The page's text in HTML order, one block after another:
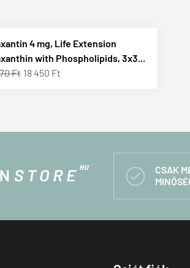
4 mg, Life Extension
with Phospholipids, 3x3...
Ft 18 450 Ft

CSAK